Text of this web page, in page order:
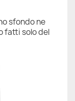
sfondo ne
fatti solo del